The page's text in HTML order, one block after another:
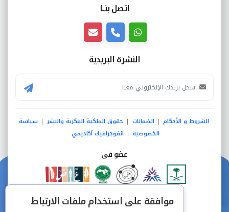
اتصل بنــا
النشرة البريدية
الشروط و الأحكام | الضمانات | حقوق الملكية الفكرية والنشر | سياسة
الخصوصية | انفوجرافيك أكاديمي
عضو فى
دفع آمن من خلال
موافقة على استخدام ملفات الارتباط